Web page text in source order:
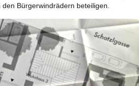
Bürgerwindrädern beteiligen.